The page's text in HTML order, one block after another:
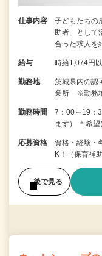
仕事内容
子どもたちの
助者」として
合った求人を
給与 時給1,074円
勤務地
茨城県内の認
業所 ※勤務地
勤務時間
7：00～19：
ます） ＊希
応募資格
資格・経験
K！（保育補
後で見る